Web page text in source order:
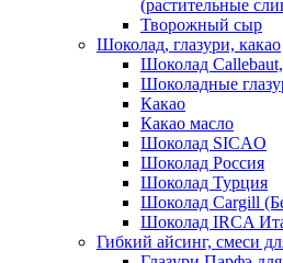
(растительные
Творожный сыр
Шоколад, глазури, какао
Шоколад
Шоколадные
Какао
Какао масло
Шоколад SICAO
Шоколад Россия
Шоколад Турция
Шоколад Cargill
Шоколад IRCA
Гибкий айсинг, смеси